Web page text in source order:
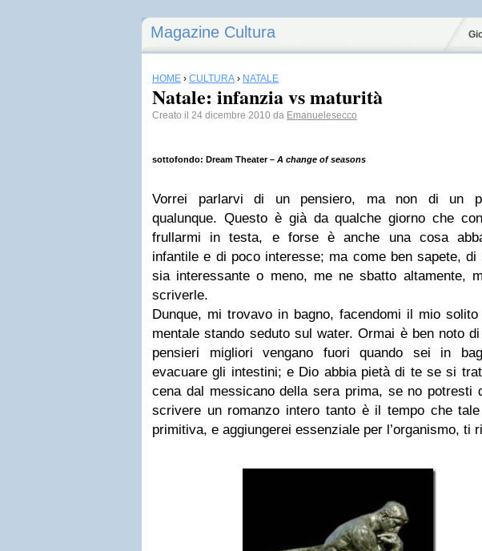
Magazine Cultura
HOME › CULTURA › NATALE
Natale: infanzia vs maturità
Creato il 24 dicembre 2010 da Emanuelesecco
sottofondo: Dream Theater– A change of seasons
Vorrei parlarvi di un pensiero, ma non di un
qualunque. Questo è già da qualche giorno che
frullarmi in testa, e forse è anche una cosa
infantile e di poco interesse; ma come ben sapete, di
sia interessante o meno, me ne sbatto altamente,
scriverle.
Dunque, mi trovavo in bagno, facendomi il mio solito
mentale stando seduto sul water. Ormai è ben noto
pensieri migliori vengano fuori quando sei in
evacuare gli intestini; e Dio abbia pietà di te se si
cena dal messicano della sera prima, se no potresti
scrivere un romanzo intero tanto è il tempo che
primitiva, e aggiungerei essenziale per l’organismo, ti